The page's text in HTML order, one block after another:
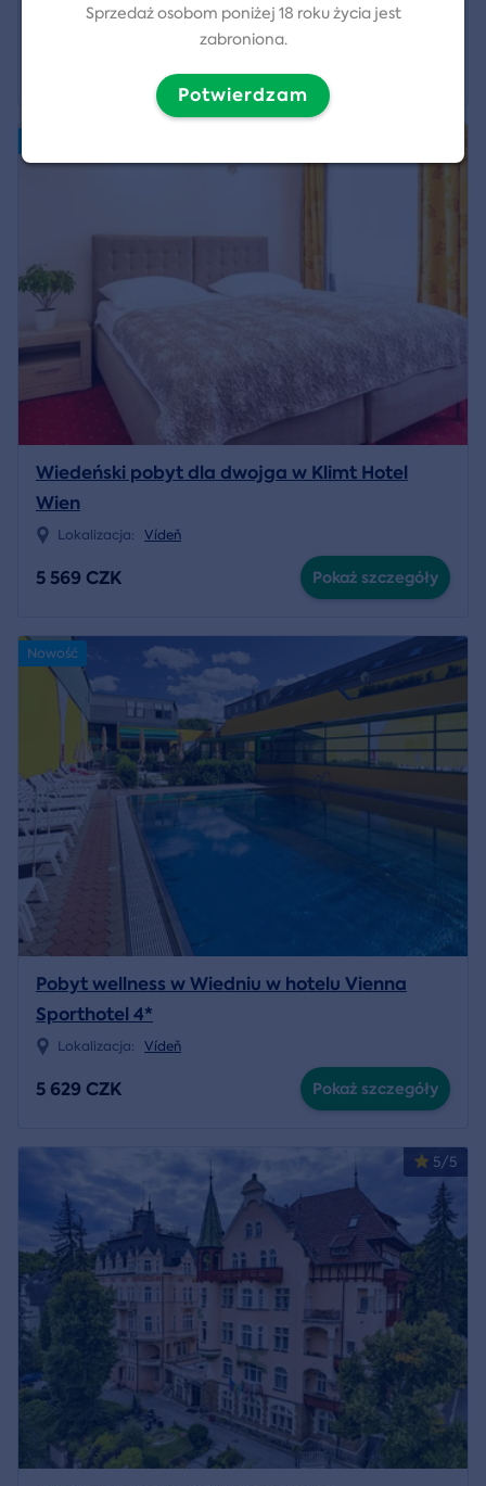
Wiedeński pobyt dla dwojga w Klimt Hotel
Wien
Lokalizacja: Vídeň
5 569 CZK Pokaż szczegóły
Nowość
Pobyt wellness w Wiedniu w hotelu Vienna
Sporthotel 4*
Lokalizacja: Vídeň
5 629 CZK Pokaż szczegóły
5/5
Sprzedaż osobom poniżej 18 roku życia jest
zabroniona.
Potwierdzam